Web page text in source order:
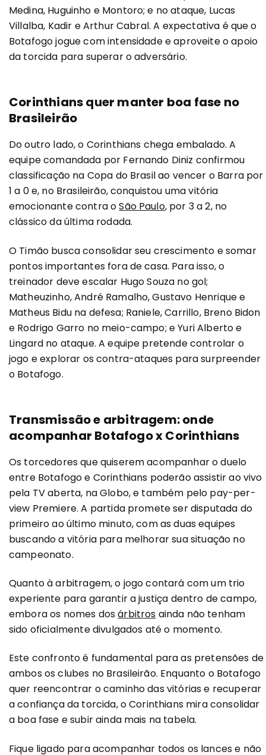
Medina, Huguinho e Montoro; e no ataque, Lucas
Villalba, Kadir e Arthur Cabral. A expectativa é que o
Botafogo jogue com intensidade e aproveite o apoio
da torcida para superar o adversário.
Corinthians quer manter boa fase no
Brasileirão
Do outro lado, o Corinthians chega embalado. A
equipe comandada por Fernando Diniz confirmou
classificação na Copa do Brasil ao vencer o Barra por
1 a 0 e, no Brasileirão, conquistou uma vitória
emocionante contra oSão Paulo, por 3 a 2, no
clássico da última rodada.
O Timão busca consolidar seu crescimento e somar
pontos importantes fora de casa. Para isso, o
treinador deve escalar Hugo Souza no gol;
Matheuzinho, André Ramalho, Gustavo Henrique e
Matheus Bidu na defesa; Raniele, Carrillo, Breno Bidon
e Rodrigo Garro no meio-campo; e Yuri Alberto e
Lingard no ataque. A equipe pretende controlar o
jogo e explorar os contra-ataques para surpreender
o Botafogo.
Transmissão e arbitragem: onde
acompanhar Botafogo x Corinthians
Os torcedores que quiserem acompanhar o duelo
entre Botafogo e Corinthians poderão assistir ao vivo
pela TV aberta, na Globo, e também pelo pay-per-
view Premiere. A partida promete ser disputada do
primeiro ao último minuto, com as duas equipes
buscando a vitória para melhorar sua situação no
campeonato.
Quanto à arbitragem, o jogo contará com um trio
experiente para garantir a justiça dentro de campo,
embora os nomes dosárbitros ainda não tenham
sido oficialmente divulgados até o momento.
Este confronto é fundamental para as pretensões de
ambos os clubes no Brasileirão. Enquanto o Botafogo
quer reencontrar o caminho das vitórias e recuperar
a confiança da torcida, o Corinthians mira consolidar
a boa fase e subir ainda mais na tabela.
Fique ligado para acompanhar todos os lances e não